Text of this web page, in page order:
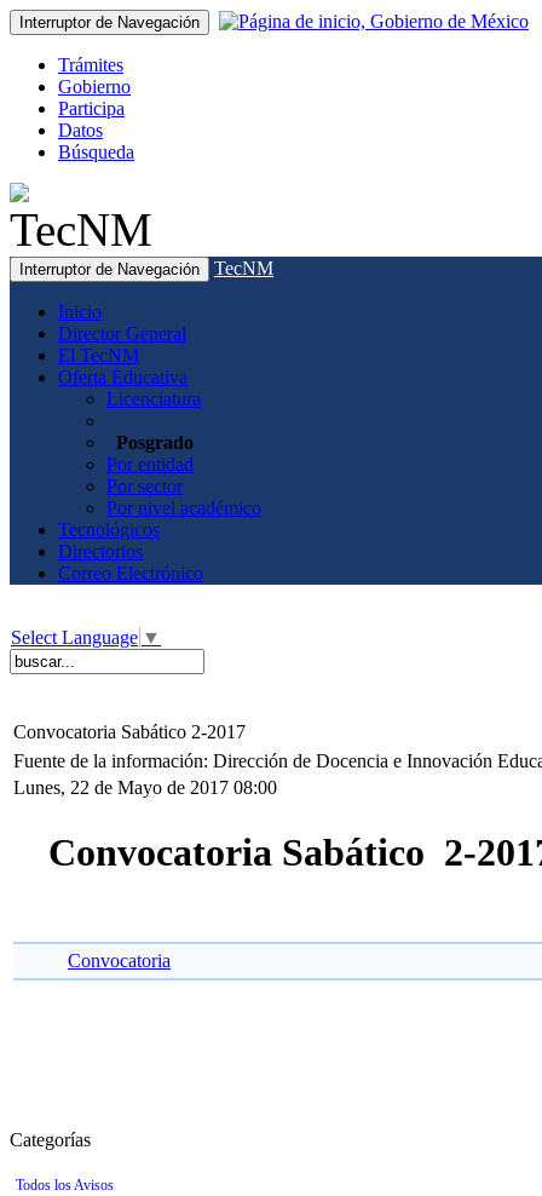
Interruptor de Navegación
Trámites
Gobierno
Participa
Datos
Búsqueda
Interruptor de Navegación TecNM
Inicio
Director General
El TecNM
Oferta Educativa
Licenciatura
Posgrado
Por entidad
Por sector
Por nivel académico
Tecnológicos
Directorios
Correo Electrónico
Select Language ▼
Convocatoria Sabático 2-2017
Fuente de la información: Dirección de Docencia e Innovación
Lunes, 22 de Mayo de 2017 08:00
Convocatoria Sabático 2-
Convocatoria
Categorías
Todos los Avisos